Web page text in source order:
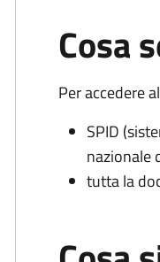
Cosa
Per accedere
SPID
nazionale
tutta la